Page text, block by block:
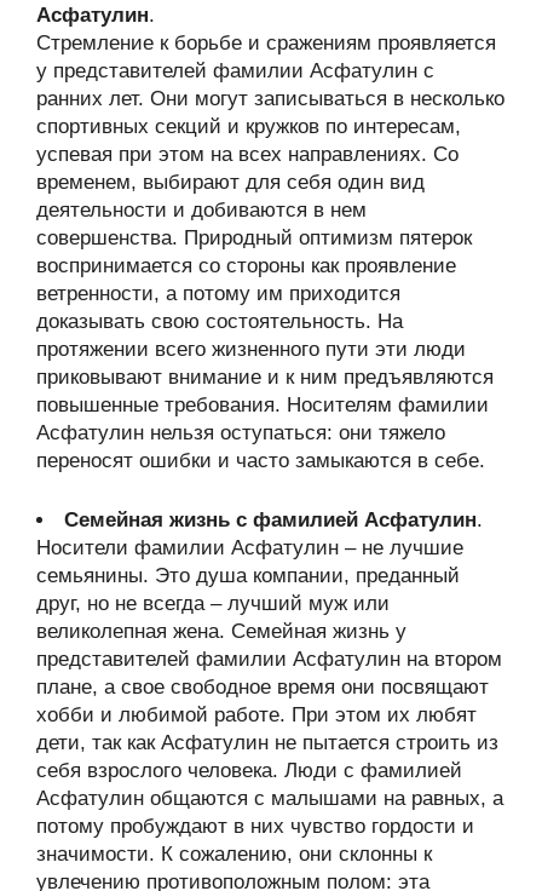
Асфатулин.
Стремление к борьбе и сражениям проявляется
у представителей фамилии Асфатулин с
ранних лет. Они могут записываться в несколько
спортивных секций и кружков по интересам,
успевая при этом на всех направлениях. Со
временем, выбирают для себя один вид
деятельности и добиваются в нем
совершенства. Природный оптимизм пятерок
воспринимается со стороны как проявление
ветренности, а потому им приходится
доказывать свою состоятельность. На
протяжении всего жизненного пути эти люди
приковывают внимание и к ним предъявляются
повышенные требования. Носителям фамилии
Асфатулин нельзя оступаться: они тяжело
переносят ошибки и часто замыкаются в себе.
Семейная жизнь с фамилией Асфатулин.
Носители фамилии Асфатулин – не лучшие
семьянины. Это душа компании, преданный
друг, но не всегда – лучший муж или
великолепная жена. Семейная жизнь у
представителей фамилии Асфатулин на втором
плане, а свое свободное время они посвящают
хобби и любимой работе. При этом их любят
дети, так как Асфатулин не пытается строить из
себя взрослого человека. Люди с фамилией
Асфатулин общаются с малышами на равных, а
потому пробуждают в них чувство гордости и
значимости. К сожалению, они склонны к
увлечению противоположным полом: эта